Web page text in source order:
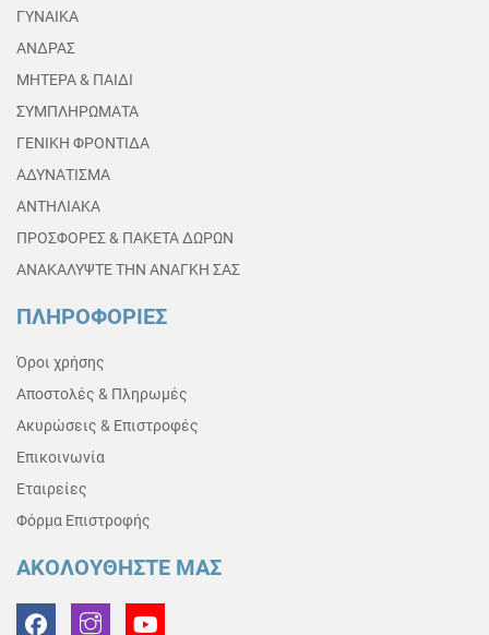
ΓΥΝΑΙΚΑ
ΑΝΔΡΑΣ
ΜΗΤΕΡΑ & ΠΑΙΔΙ
ΣΥΜΠΛΗΡΩΜΑΤΑ
ΓΕΝΙΚΗ ΦΡΟΝΤΙΔΑ
ΑΔΥΝΑΤΙΣΜΑ
ΑΝΤΗΛΙΑΚΑ
ΠΡΟΣΦΟΡΕΣ & ΠΑΚΕΤΑ ΔΩΡΩΝ
ΑΝΑΚΑΛΥΨΤΕ ΤΗΝ ΑΝΑΓΚΗ ΣΑΣ
ΠΛΗΡΟΦΟΡΙΕΣ
Όροι χρήσης
Αποστολές & Πληρωμές
Ακυρώσεις & Επιστροφές
Επικοινωνία
Εταιρείες
Φόρμα Επιστροφής
ΑΚΟΛΟΥΘΗΣΤΕ ΜΑΣ